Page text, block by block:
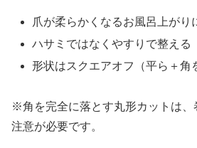
爪が柔らかくなるお風呂上がり
ハサミではなくやすりで整える
形状はスクエアオフ（平ら＋角
※角を完全に落とす丸形カットは、
注意が必要です。